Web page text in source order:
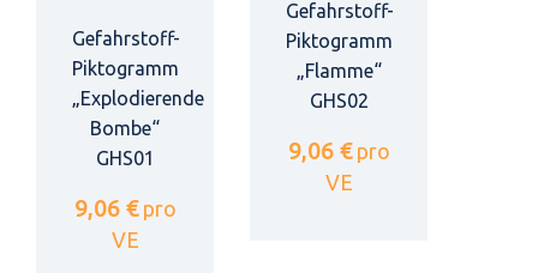
Gefahrstoff-
Piktogramm
„Explodierende
Bombe“
GHS01
9,06 € pro
VE
Gefahrstoff-
Piktogramm
„Flamme“
GHS02
9,06 € pro
VE